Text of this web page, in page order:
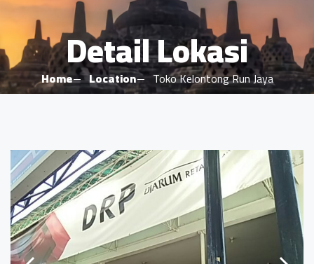
Detail Lokasi
Home Location Toko Kelontong Run Jaya